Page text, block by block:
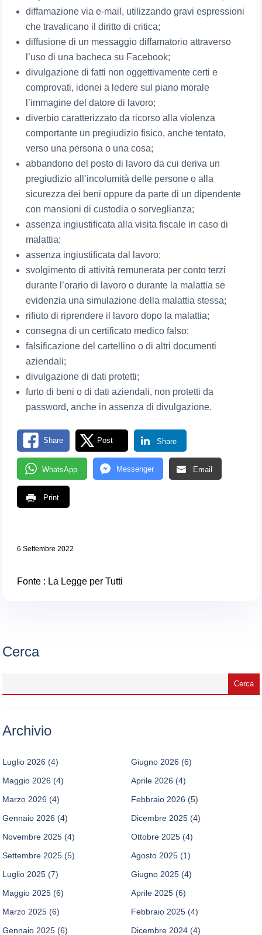
diffamazione via e-mail, utilizzando gravi espressioni
che travalicano il diritto di critica;
diffusione di un messaggio diffamatorio attraverso
l’uso di una bacheca su Facebook;
divulgazione di fatti non oggettivamente certi e
comprovati, idonei a ledere sul piano morale
l’immagine del datore di lavoro;
diverbio caratterizzato da ricorso alla violenza
comportante un pregiudizio fisico, anche tentato,
verso una persona o una cosa;
abbandono del posto di lavoro da cui deriva un
pregiudizio all’incolumità delle persone o alla
sicurezza dei beni oppure da parte di un dipendente
con mansioni di custodia o sorveglianza;
assenza ingiustificata alla visita fiscale in caso di
malattia;
assenza ingiustificata dal lavoro;
svolgimento di attività remunerata per conto terzi
durante l’orario di lavoro o durante la malattia se
evidenzia una simulazione della malattia stessa;
rifiuto di riprendere il lavoro dopo la malattia;
consegna di un certificato medico falso;
falsificazione del cartellino o di altri documenti
aziendali;
divulgazione di dati protetti;
furto di beni o di dati aziendali, non protetti da
password, anche in assenza di divulgazione.
Share Post Share
WhatsApp Messenger Email
Print
6 Settembre 2022
Fonte : La Legge per Tutti
Cerca
Archivio
Luglio 2026 (4) Giugno 2026 (6)
Maggio 2026 (4) Aprile 2026 (4)
Marzo 2026 (4) Febbraio 2026 (5)
Gennaio 2026 (4) Dicembre 2025 (4)
Novembre 2025 (4) Ottobre 2025 (4)
Settembre 2025 (5) Agosto 2025 (1)
Luglio 2025 (7) Giugno 2025 (4)
Maggio 2025 (6) Aprile 2025 (6)
Marzo 2025 (6) Febbraio 2025 (4)
Gennaio 2025 (6) Dicembre 2024 (4)